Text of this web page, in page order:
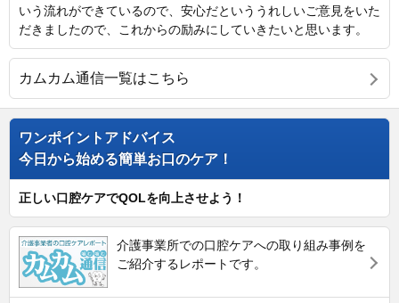
いう流れができているので、安心だといううれしいご意見をいた
だきましたので、これからの励みにしていきたいと思います。
カムカム通信一覧はこちら
ワンポイントアドバイス
今日から始める簡単お口のケア！
正しい口腔ケアでQOLを向上させよう！
介護事業所での口腔ケアへの取り組み事例を
ご紹介するレポートです。